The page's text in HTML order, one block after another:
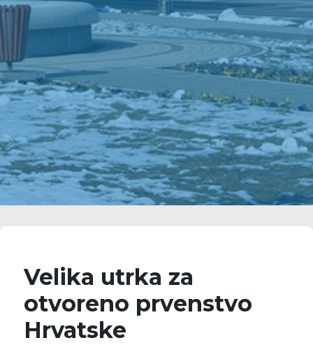
Velika utrka za
otvoreno prvenstvo
Hrvatske